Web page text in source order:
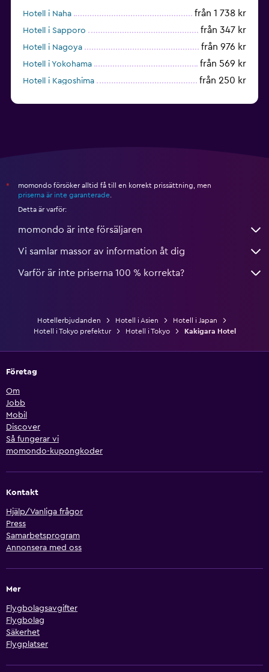
Hotell i Naha från 1 738 kr
Hotell i Sapporo från 347 kr
Hotell i Nagoya från 976 kr
Hotell i Yokohama från 569 kr
Hotell i Kagoshima från 250 kr
*
momondo försöker alltid få till en korrekt prissättning, men
priserna är inte garanterade
Detta är varför:
momondo är inte försäljaren
Vi samlar massor av information åt dig
Varför är inte priserna 100 % korrekta?
Hotellerbjudanden Hotell i Asien
Hotell i Japan
Hotell i Tokyo prefektur
Hotell i Tokyo Kakigara Hotel
Företag
Om
Jobb
Mobil
Discover
Så fungerar vi
momondo-kupongkoder
Kontakt
Hjälp/Vanliga frågor
Press
Samarbetsprogram
Annonsera med oss
Mer
Flygbolagsavgifter
Flygbolag
Säkerhet
Flygplatser